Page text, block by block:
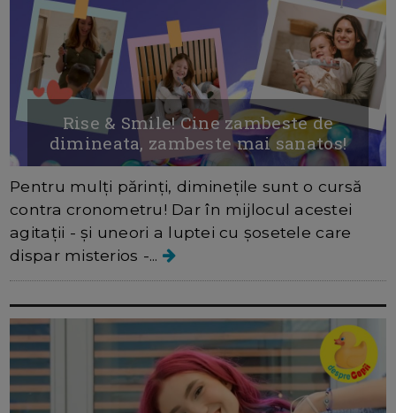
Rise & Smile! Cine zambeste de
dimineata, zambeste mai sanatos!
Pentru mulți părinți, diminețile sunt o cursă
contra cronometru! Dar în mijlocul acestei
agitații - și uneori a luptei cu șosetele care
dispar misterios -...